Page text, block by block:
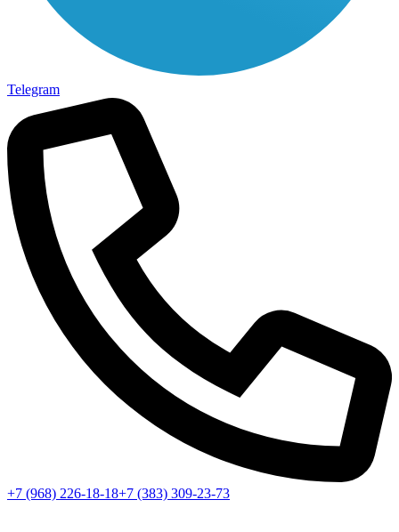
Telegram
+7 (968) 226-18-18+7 (383) 309-23-73